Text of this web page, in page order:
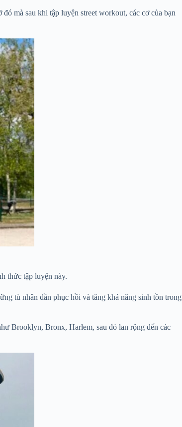
mà sau khi tập luyện street workout, các cơ của bạn
thức tập luyện này.
tù nhân dần phục hồi và tăng khả năng sinh tồn trong
Brooklyn, Bronx, Harlem, sau đó lan rộng đến các